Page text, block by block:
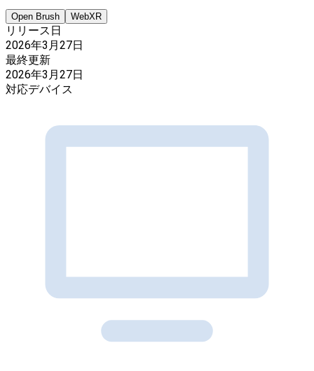
Open Brush WebXR
リリース日
2026年3月27日
最終更新
2026年3月27日
対応デバイス